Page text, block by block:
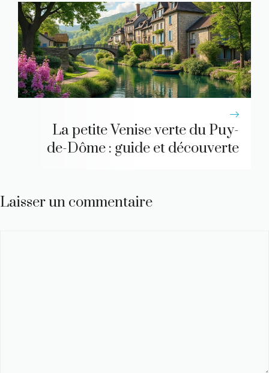
La petite Venise verte du Puy-
de-Dôme : guide et découverte
Laisser un commentaire